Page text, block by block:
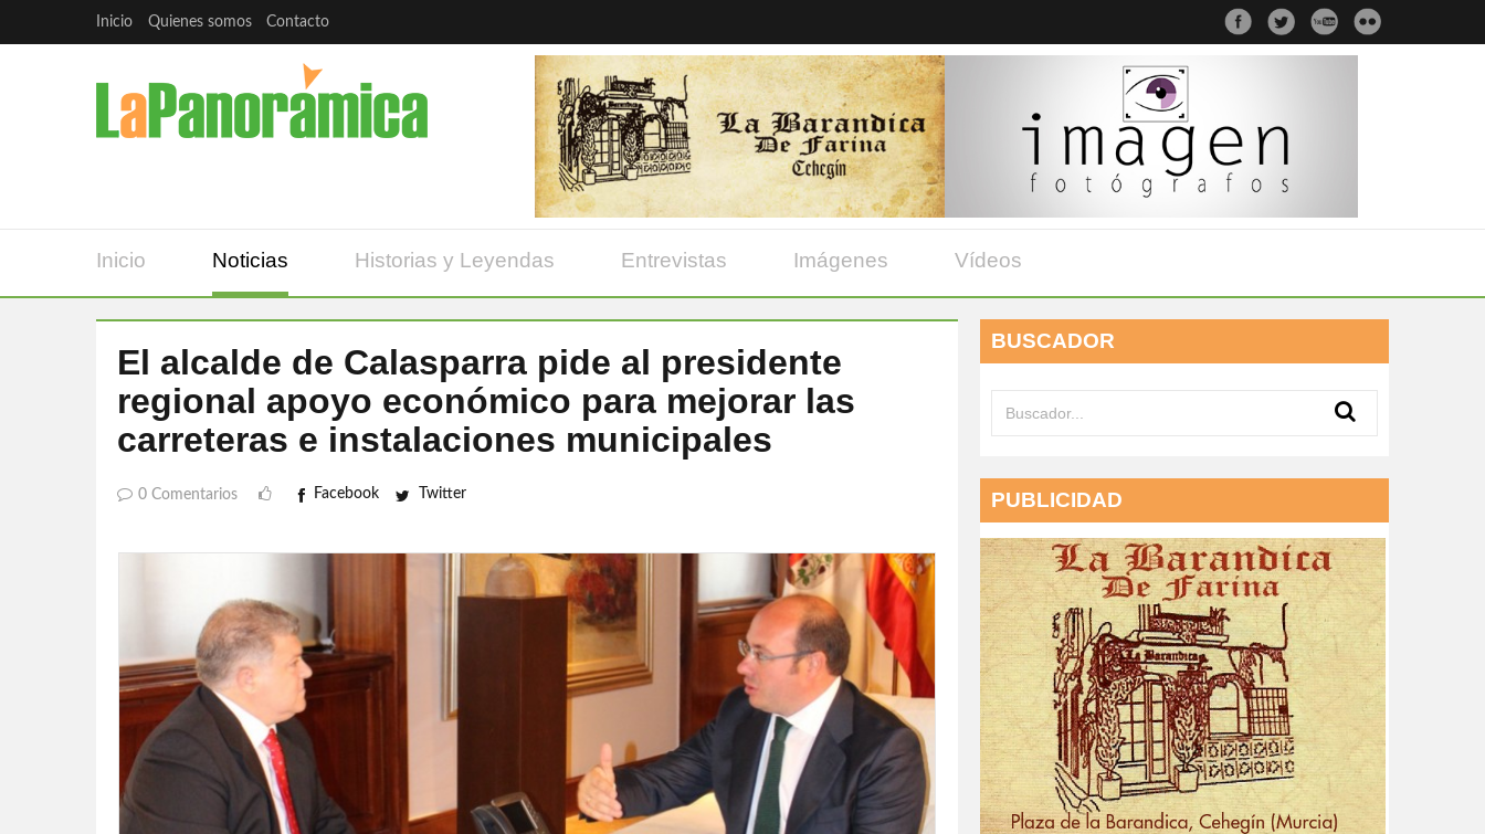
Inicio Quienes somos Contacto
Inicio Noticias Historias y Leyendas Entrevistas Imágenes Vídeos
El alcalde de Calasparra pide al presidente
regional apoyo económico para mejorar las
carreteras e instalaciones municipales
0 Comentarios Facebook Twitter
BUSCADOR
PUBLICIDAD